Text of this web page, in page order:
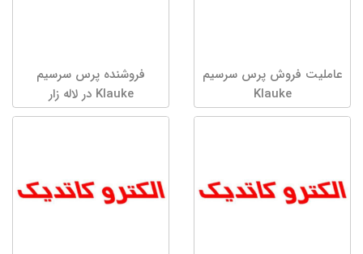
عاملیت فروش پرس سرسیم
Klauke
فروشنده پرس سرسیم
Klauke در لاله زار